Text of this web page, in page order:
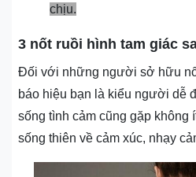
chịu.
3 nốt ruồi hình tam giác
Đối với những người sở hữu
báo hiệu bạn là kiểu người dễ
sống tình cảm cũng gặp không
sống thiên về cảm xúc, nhạy